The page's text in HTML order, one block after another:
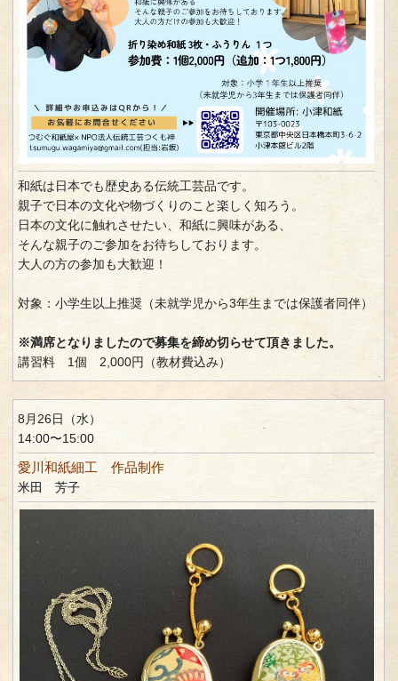
和紙は日本でも歴史ある伝統工芸品です。
親子で日本の文化や物づくりのこと楽しく知ろう。
日本の文化に触れさせたい、和紙に興味がある、
そんな親子のご参加をお待ちしております。
大人の方の参加も大歓迎！
対象：小学生以上推奨（未就学児から3年生までは保護者同伴）
※満席となりましたので募集を締め切らせて頂きました。
講習料 1個 2,000円（教材費込み）
8月26日（水）
14:00〜15:00
愛川和紙細工 作品制作
米田 芳子